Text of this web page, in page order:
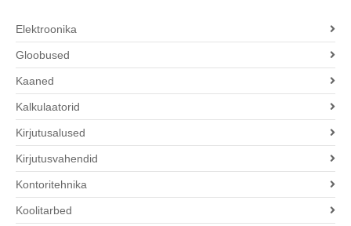
Elektroonika
Gloobused
Kaaned
Kalkulaatorid
Kirjutusalused
Kirjutusvahendid
Kontoritehnika
Koolitarbed